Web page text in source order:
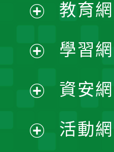
選
單
開
選
單
開
選
單
開
選
開
教育
學習
資安
活動